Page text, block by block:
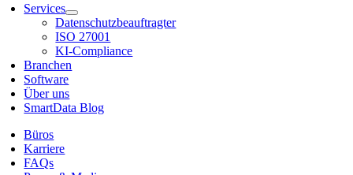
Services
Datenschutzbeauftragter
ISO 27001
KI-Compliance
Branchen
Software
Über uns
SmartData Blog
Büros
Karriere
FAQs